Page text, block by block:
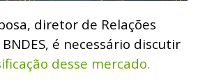
diretor de Relações
é necessário discutir
desse mercado.